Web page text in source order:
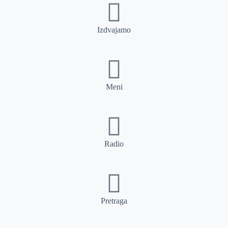
Izdvajamo
Meni
Radio
Pretraga